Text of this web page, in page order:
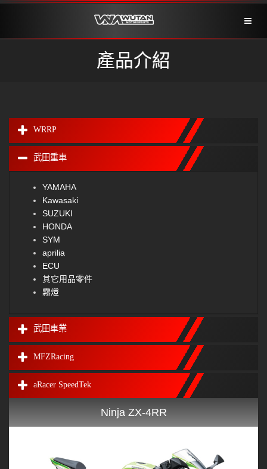
產品介紹
WRRP
武田重車
YAMAHA
Kawasaki
SUZUKI
HONDA
SYM
aprilia
ECU
其它用品零件
霧燈
武田車業
MFZRacing
aRacer SpeedTek
Ninja ZX-4RR